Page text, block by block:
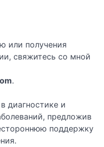
или получения
свяжитесь со мной
.
диагностике и
предложив
поддержку